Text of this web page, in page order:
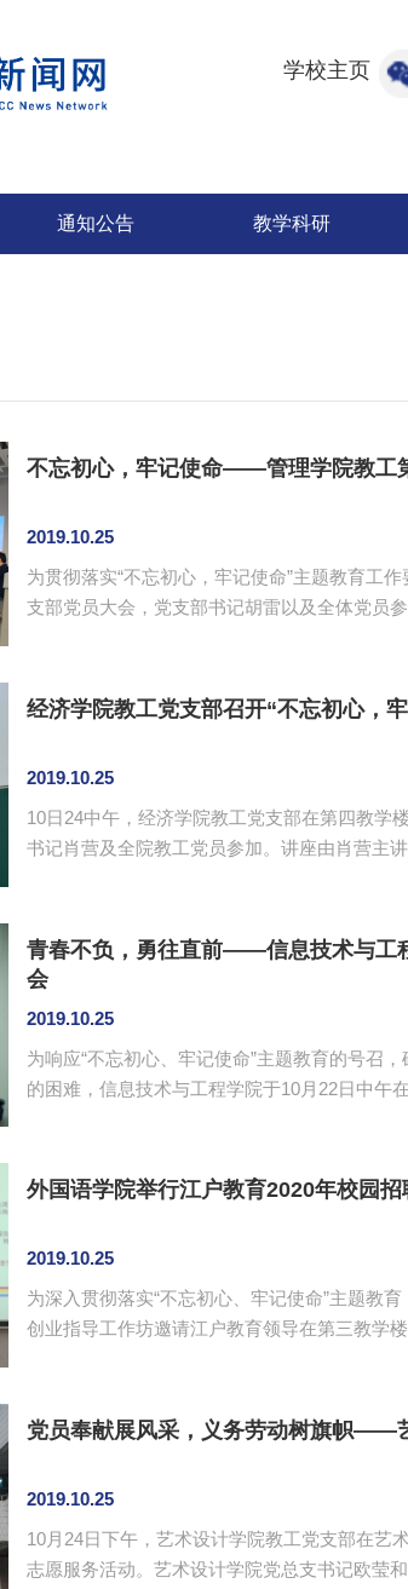
学校主页
通知公告 教学科研
不忘初心，牢记使命——管理学院教工
2019.10.25
为贯彻落实“不忘初心，牢记使命”主题教育工
支部党员大会，党支部书记胡雷以及全体党员参加本次大会。 会议进行支部委员换届
是在新时代的历史方位中更好地弘扬爱国主义
经济学院教工党支部召开“不忘初心，
2019.10.25
10日24中午，经济学院教工党支部在第四教学
书记肖营及全院教工党员参加。讲座由肖营主讲。 肖营从开展“不忘初心，牢记使命”主题教育的由来、共
展、健康成长”的教育初心，重视学生成长成才
青春不负，勇往直前——信息技术与工
会
2019.10.25
为响应“不忘初心、牢记使命”主题教育的号召
的困难，信息技术与工程学院于10月22日中午
的班上同学在学习与生活上所遇到的困难展开
外国语学院举行江户教育2020年校园招
2019.10.25
为深入贯彻落实“不忘初心、牢记使命”主题教
创业指导工作坊邀请江户教育领导在第三教学
的有效互动方式等。为了让同学们更加自信地
党员奉献展风采，义务劳动树旗帜——
2019.10.25
10月24日下午，艺术设计学院教工党支部在艺
志愿服务活动。艺术设计学院党总支书记欧莹和全体教工